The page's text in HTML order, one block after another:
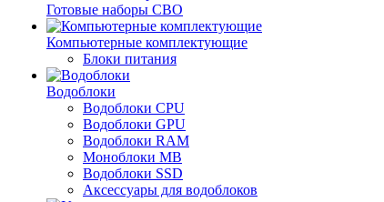
Готовые наборы СВО
Компьютерные комплектующие
Блоки питания
Водоблоки
Водоблоки CPU
Водоблоки GPU
Водоблоки RAM
Моноблоки MB
Водоблоки SSD
Аксессуары для водоблоков